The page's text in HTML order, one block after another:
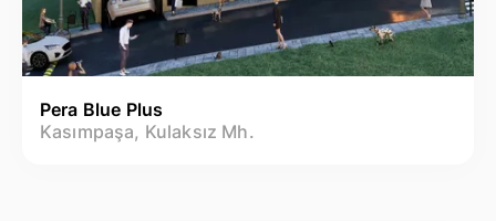
Pera Blue Plus
Kasımpaşa, Kulaksız Mh.